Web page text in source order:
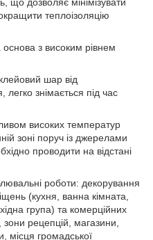
що дозволяє мінімізувати
теплоізоляцію
з високим рівнем
шар від
знімається під час
високих температур
зоні поруч із джерелами
проводити на відстані
роботи: декорування
(кухня, ванна кімната,
група) та комерційних
рецепцій, магазини,
місця громадської